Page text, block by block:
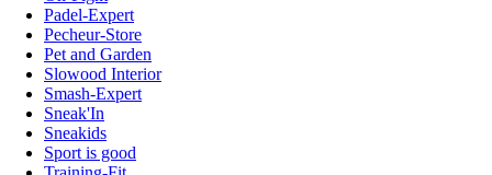
Padel-Expert
Pecheur-Store
Pet and Garden
Slowood Interior
Smash-Expert
Sneak'In
Sneakids
Sport is good